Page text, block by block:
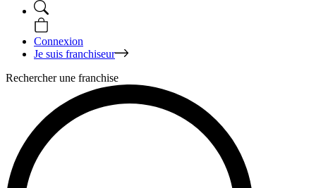
Connexion
Je suis franchiseur
Rechercher une franchise